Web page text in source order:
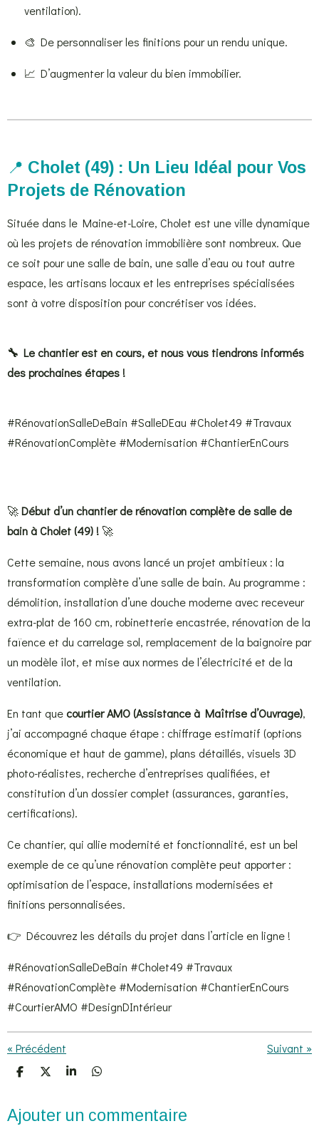
ventilation).
🎨 De personnaliser les finitions pour un rendu unique.
📈 D’augmenter la valeur du bien immobilier.
📍 Cholet (49) : Un Lieu Idéal pour Vos
Projets de Rénovation
Située dans le Maine-et-Loire, Cholet est une ville dynamique
où les projets de rénovation immobilière sont nombreux. Que
ce soit pour une salle de bain, une salle d’eau ou tout autre
espace, les artisans locaux et les entreprises spécialisées
sont à votre disposition pour concrétiser vos idées.
🔧 Le chantier est en cours, et nous vous tiendrons informés
des prochaines étapes !
#RénovationSalleDeBain #SalleDEau #Cholet49 #Travaux
#RénovationComplète #Modernisation #ChantierEnCours
🚀Début d’un chantier de rénovation complète de salle de
bain à Cholet (49) ! 🚀
Cette semaine, nous avons lancé un projet ambitieux : la
transformation complète d’une salle de bain. Au programme :
démolition, installation d’une douche moderne avec receveur
extra-plat de 160 cm, robinetterie encastrée, rénovation de la
faïence et du carrelage sol, remplacement de la baignoire par
un modèle îlot, et mise aux normes de l’électricité et de la
ventilation.
En tant quecourtier AMO (Assistance à Maîtrise d’Ouvrage),
j’ai accompagné chaque étape : chiffrage estimatif (options
économique et haut de gamme), plans détaillés, visuels 3D
photo-réalistes, recherche d’entreprises qualifiées, et
constitution d’un dossier complet (assurances, garanties,
certifications).
Ce chantier, qui allie modernité et fonctionnalité, est un bel
exemple de ce qu’une rénovation complète peut apporter :
optimisation de l’espace, installations modernisées et
finitions personnalisées.
👉 Découvrez les détails du projet dans l’article en ligne !
#RénovationSalleDeBain #Cholet49 #Travaux
#RénovationComplète #Modernisation #ChantierEnCours
#CourtierAMO #DesignDIntérieur
« Précédent Suivant »
P
t
a
P
t
a
P
t
a
P
t
a
Ajouter un commentaire